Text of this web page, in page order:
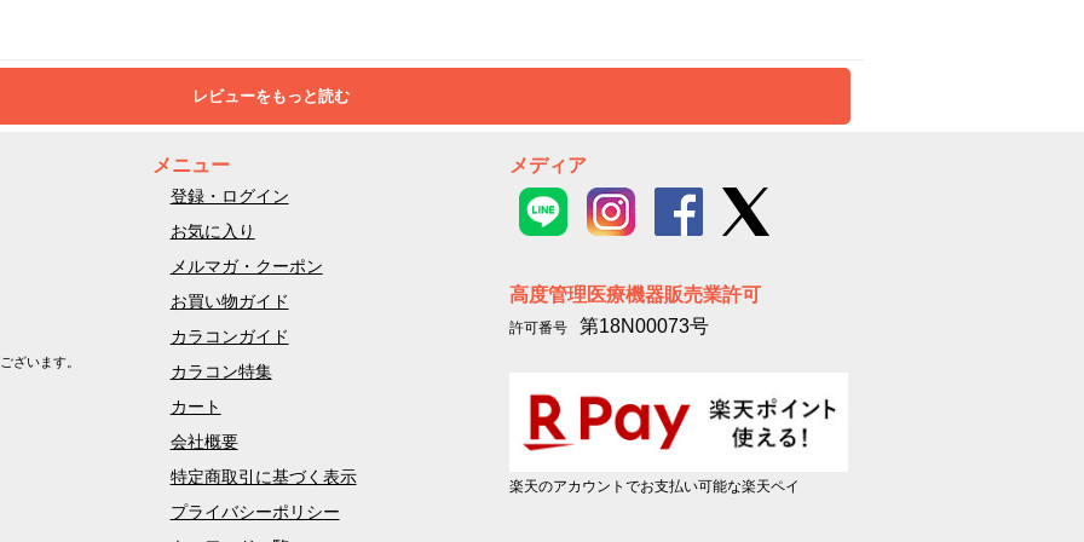
レビューをもっと読む
ざいます。
メニュー
登録・ログイン
お気に入り
メルマガ・クーポン
お買い物ガイド
カラコンガイド
カラコン特集
カート
会社概要
特定商取引に基づく表示
プライバシーポリシー
メディア
高度管理医療機器販売業許可
許可番号 第18N00073号
楽天のアカウントでお支払い可能な楽天ペイ